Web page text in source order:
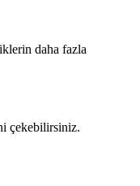
daha fazla
çekebilirsiniz.